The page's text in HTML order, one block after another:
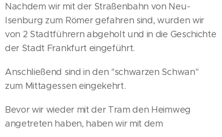
Nachdem wir mit der Straßenbahn von Neu-
Isenburg zum Römer gefahren sind, wurden wir
von 2 Stadtführern abgeholt und in die Geschichte
der Stadt Frankfurt eingeführt.
Anschließend sind in den "schwarzen Schwan"
zum Mittagessen eingekehrt.
Bevor wir wieder mit der Tram den Heimweg
angetreten haben, haben wir mit dem